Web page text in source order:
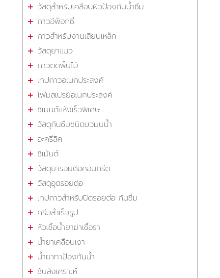
วัสดุสำหรับเคลือบผิวป้องกันน้ำซึม
กาวอีพ๊อกซี่
กาวสำหรับงานเสียบเหล็ก
วัสดุยาแนว
กาวติดพื้นไม้
เทปกาวอเนกประสงค์
โฟมสเปรย์อเนกประสงค์
ซีเมนต์แห้งเร็วพิเศษ
วัสดุกันซึมชนิดบวมนน้ำ
อะครีลิค
ซีเม้นต์
วัสดุยารอยต่อคอนกรีต
วัสดุอุดรอยต่อ
เทปกาวสำหรับปิดรอยต่อ กันซึม
ครีมสำเร็จรูป
หัวเชื้อน้ำยาฆ่าเชื้อรา
น้ำยาเคลือบเงา
น้ำยาทาป้องกันน้ำ
ชันสังเคราะห์